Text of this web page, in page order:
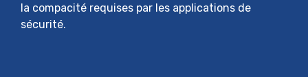
la compacité requises par les applications de
sécurité.